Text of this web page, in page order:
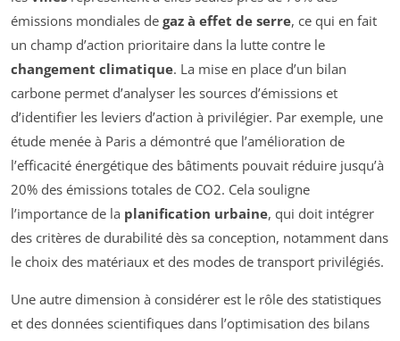
émissions mondiales de gaz à effet de serre, ce qui en fait
un champ d’action prioritaire dans la lutte contre le
changement climatique. La mise en place d’un bilan
carbone permet d’analyser les sources d’émissions et
d’identifier les leviers d’action à privilégier. Par exemple, une
étude menée à Paris a démontré que l’amélioration de
l’efficacité énergétique des bâtiments pouvait réduire jusqu’à
20% des émissions totales de CO2. Cela souligne
l’importance de la planification urbaine, qui doit intégrer
des critères de durabilité dès sa conception, notamment dans
le choix des matériaux et des modes de transport privilégiés.
Une autre dimension à considérer est le rôle des statistiques
et des données scientifiques dans l’optimisation des bilans